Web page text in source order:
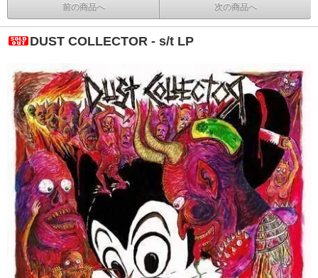
前の商品へ 次の商品へ
DUST COLLECTOR - s/t LP